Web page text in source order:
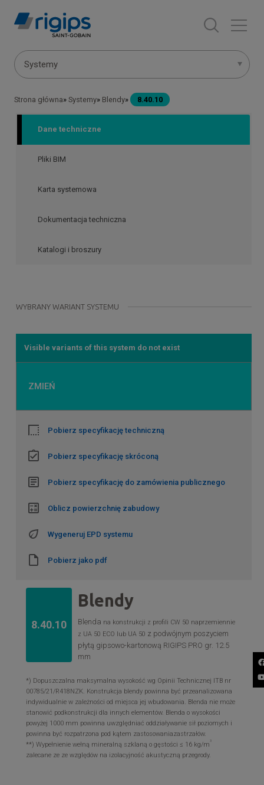
Menu
Systemy
Ścieżka
nawigacyjna
Strona główna Systemy Blendy 8.40.10
Dane techniczne
Pliki BIM
Karta systemowa
Dokumentacja techniczna
Katalogi i broszury
WYBRANY WARIANT SYSTEMU
Visible variants of this system do not exist
ZMIEŃ
Pobierz specyfikację techniczną
Pobierz specyfikację skróconą
Pobierz specyfikację do zamówienia publicznego
Oblicz powierzchnię zabudowy
Wygeneruj EPD systemu
Pobierz jako pdf
8.40.10
Blendy
Blenda na konstrukcji z profili CW 50 naprzemiennie
z UA 50 ECO lub UA 50 z podwójnym poszyciem
płytą gipsowo-kartonową RIGIPS PRO gr. 12.5
mm
*) Dopuszczalna maksymalna wysokość wg Opinii Technicznej ITB nr
00785/21/R418NZK. Konstrukcja blendy powinna być przeanalizowana
indywidualnie w zależności od miejsca jej wbudowania. Blenda nie może
stanowić podkonstrukcji dla innych elementów. Blenda o wysokości
powyżej 1000 mm powinna uwzględniać oddziaływanie sił poziomych i
powinna być rozpatrzona pod kątem zastosowaniazastrzałów.
**) Wypełnienie wełną mineralną szklaną o gęstości ≤ 16 kg/m3
zalecane ze ze względów na izolacyjność akustyczną przegrody.